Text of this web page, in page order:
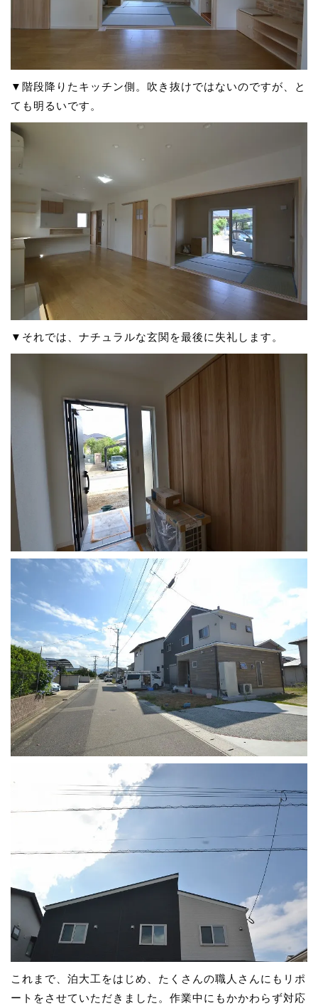
▼階段降りたキッチン側。吹き抜けではないのですが、と
ても明るいです。
▼それでは、ナチュラルな玄関を最後に失礼します。
これまで、泊大工をはじめ、たくさんの職人さんにもリポ
ートをさせていただきました。作業中にもかかわらず対応